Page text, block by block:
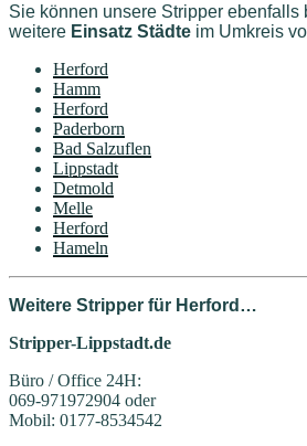
Sie können unsere Stripper ebenfalls
weitere Einsatz Städte im Umkreis
Herford
Hamm
Herford
Paderborn
Bad Salzuflen
Lippstadt
Detmold
Melle
Herford
Hameln
Weitere Stripper für Herford…
Stripper-Lippstadt.de
Büro / Office 24H:
069-971972904 oder
Mobil: 0177-8534542